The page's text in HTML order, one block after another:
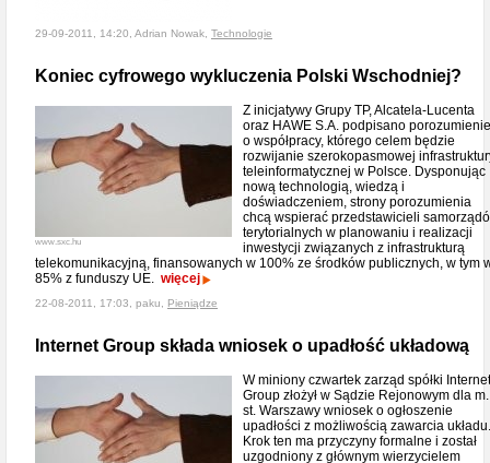
29-09-2011, 14:20, Adrian Nowak, Technologie
Koniec cyfrowego wykluczenia Polski Wschodniej?
www.sxc.hu
Z inicjatywy Grupy TP, Alcatela-Lucenta
oraz HAWE S.A. podpisano porozumienie
o współpracy, którego celem będzie
rozwijanie szerokopasmowej
teleinformatycznej w Polsce. Dysponując
nową technologią, wiedzą i
doświadczeniem, strony porozumienia
chcą wspierać przedstawicieli
terytorialnych w planowaniu i realizacji
inwestycji związanych z infrastrukturą
telekomunikacyjną, finansowanych w 100% ze środków publicznych, w tym
85% z funduszy UE. więcej
22-08-2011, 17:03, paku, Pieniądze
Internet Group składa wniosek o upadłość układową
W miniony czwartek zarząd spółki Internet
Group złożył w Sądzie Rejonowym dla m.
st. Warszawy wniosek o ogłoszenie
upadłości z możliwością zawarcia układu.
Krok ten ma przyczyny formalne i został
uzgodniony z głównym wierzycielem